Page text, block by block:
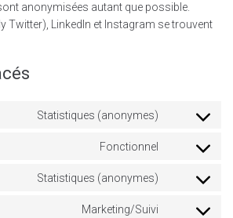
anonymisées autant que possible.
Twitter), LinkedIn et Instagram se trouvent
Statistiques (anonymes)
Fonctionnel
Statistiques (anonymes)
Marketing/Suivi